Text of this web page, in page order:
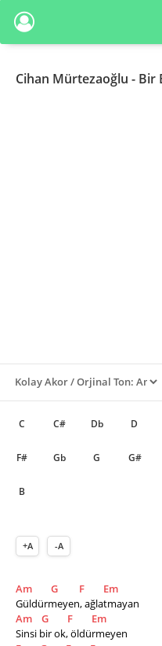
Cihan Mürtezaoğlu - Bir
C C# Db D
F# Gb G G#
B
+A -A
Am G F
Em
Güldürmeyen, ağlatmayan
Am
G F
Em
Sinsi bir ok, öldürmeyen